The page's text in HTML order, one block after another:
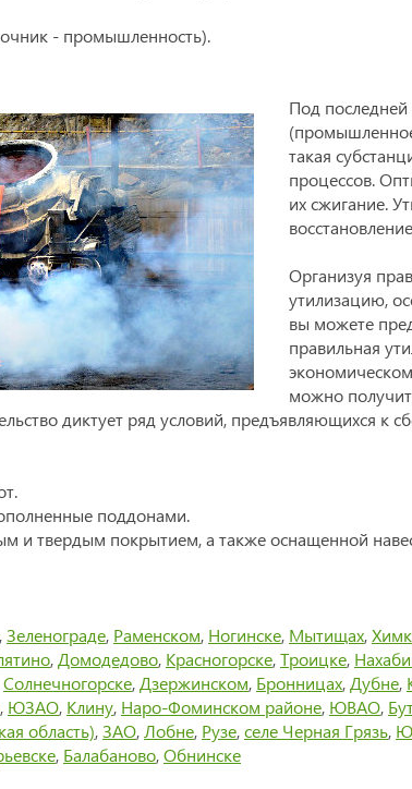
- промышленность).
Под последней
такая
процессов.
их сжигание.
Организуя
утилизацию,
вы можете
правильная
можно
диктует ряд условий, предъявляющихся к
поддонами.
твердым покрытием, а также оснащенной
,Зеленограде, Раменском, Ногинске, Мытищах,
, Домодедово, Красногорске,Троицке,
Солнечногорске, Дзержинском, Бронницах, Дубне,
, ЮЗАО, Клину, Наро-Фоминском районе, ЮВАО,
область),ЗАО, Лобне, Рузе,селе Черная Грязь,
, Балабаново,Обнинске